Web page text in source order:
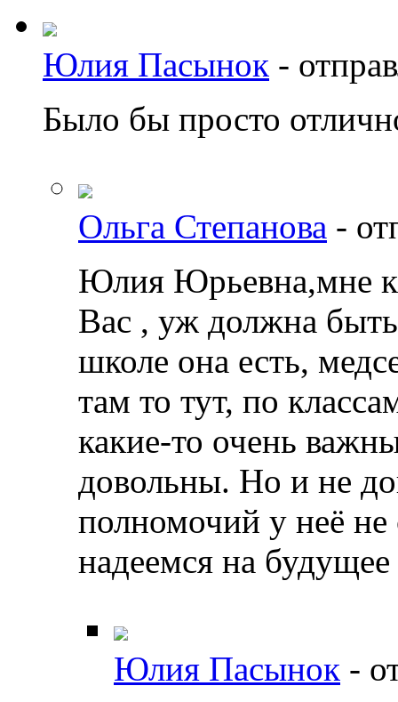
Юлия Пасынок -
Было бы просто
Ольга Степанова -
Юлия Юрьевна,мне
Вас , уж должна
школе она есть,
там то тут, по
какие-то очень
довольны. Но и не
полномочий у неё
надеемся на
Юлия Пасынок -